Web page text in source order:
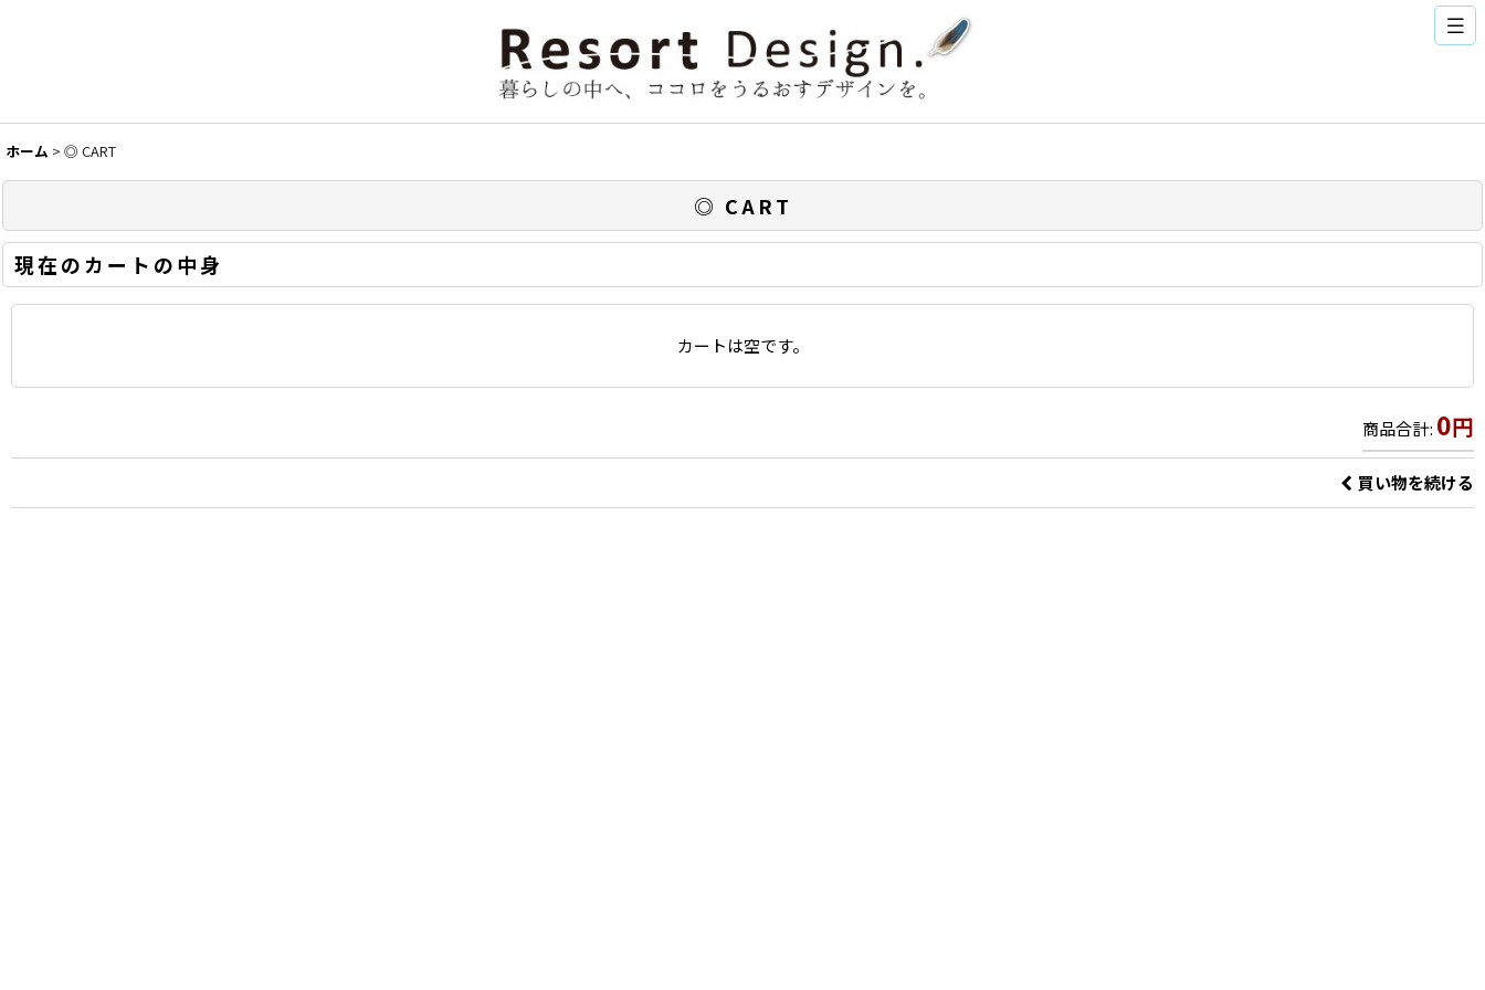
ホーム > ◎ CART
◎ CART
現在のカートの中身
カートは空です。
商品合計: 0円
買い物を続ける